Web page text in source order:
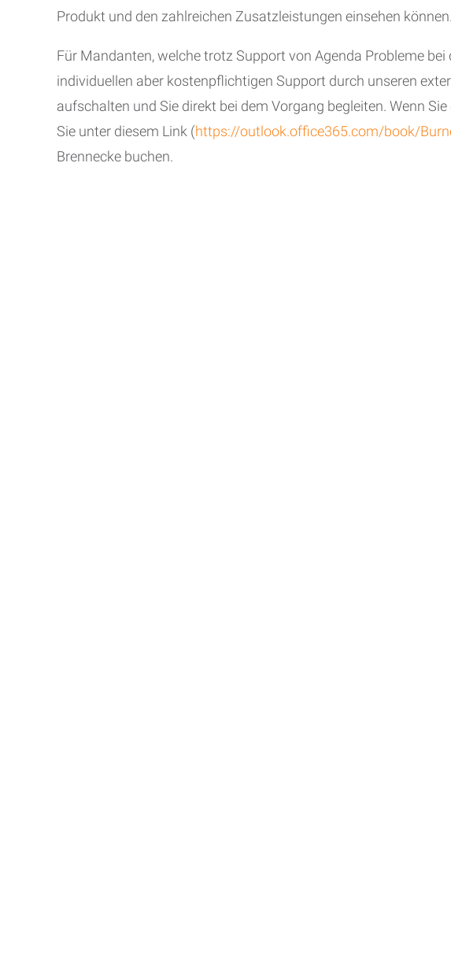
Produkt und den zahlreichen Zusatzleistungen einsehen
Für Mandanten, welche trotz Support von Agenda Probleme
individuellen aber kostenpflichtigen Support durch unseren
aufschalten und Sie direkt bei dem Vorgang begleiten. Wenn
Sie unter diesem Link (https://outlook.office365.com/book/
Brennecke buchen.